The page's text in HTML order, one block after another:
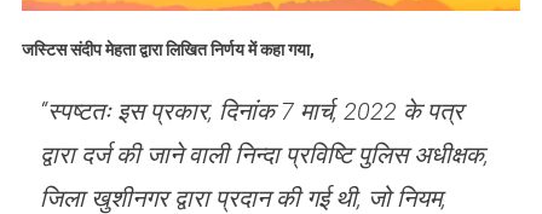
जस्टिस संदीप मेहता द्वारा लिखित निर्णय में कहा गया,
“स्पष्टतः इस प्रकार, दिनांक 7 मार्च, 2022 के पत्र
द्वारा दर्ज की जाने वाली निन्दा प्रविष्टि पुलिस अधीक्षक,
जिला खुशीनगर द्वारा प्रदान की गई थी, जो नियम,